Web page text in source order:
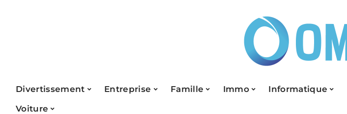
Divertissement Entreprise Famille Immo Informatique
Voiture